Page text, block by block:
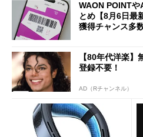
WAON POINTや
とめ【8月6日
獲得チャンス多
【80年代洋楽
登録不要！
AD（Rチャンネル）